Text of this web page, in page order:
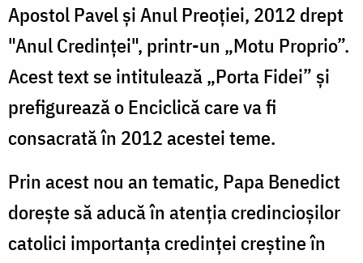
Apostol Pavel şi Anul Preoţiei, 2012 drept
"Anul Credinţei", printr-un „Motu Proprio”.
Acest text se intitulează „Porta Fidei” şi
prefigurează o Enciclică care va fi
consacrată în 2012 acestei teme.
Prin acest nou an tematic, Papa Benedict
doreşte să aducă în atenţia credincioşilor
catolici importanţa credinţei creştine în